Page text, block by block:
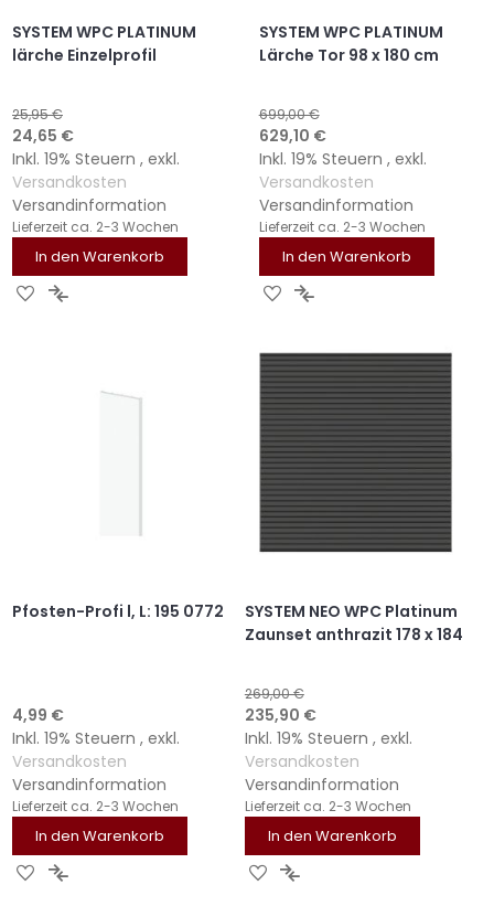
SYSTEM WPC PLATINUM
lärche Einzelprofil
25,95 €
Sonderangebot
24,65 €
Inkl. 19% Steuern , exkl.
Versandkosten
Versandinformation
Lieferzeit ca. 2-3 Wochen
In den Warenkorb
ZURZUR
SYSTEM WPC PLATINUM
Lärche Tor 98 x 180 cm
699,00 €
Sonderangebot
629,10 €
Inkl. 19% Steuern , exkl.
Versandkosten
Versandinformation
Lieferzeit ca. 2-3 Wochen
In den Warenkorb
ZUR
HINZUFÜGEN
ZUR
HINZUFÜGEN
Pfosten-Profi l, L: 195 0772
4,99 €
Inkl. 19% Steuern , exkl.
Versandkosten
Versandinformation
Lieferzeit ca. 2-3 Wochen
In den Warenkorb
ZURZUR
SYSTEM NEO WPC Platinum
Zaunset anthrazit 178 x 184
269,00 €
Sonderangebot
235,90 €
Inkl. 19% Steuern , exkl.
Versandkosten
Versandinformation
Lieferzeit ca. 2-3 Wochen
In den Warenkorb
ZURZUR